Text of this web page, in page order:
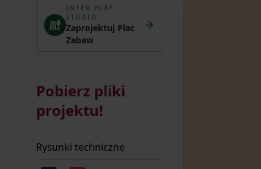
INTER PLAY
STUDIO
Zaprojektuj Plac
Zabaw
Pobierz pliki
projektu!
Rysunki techniczne